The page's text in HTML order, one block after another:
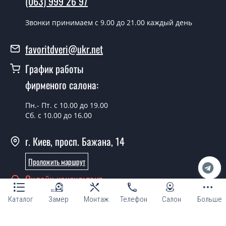
Каталог Замер Монтаж Телефон Салон Больше
Фаворит производится согласно очереди, во все дни
кроме воскресенья.
Techno-20-roto?
Стоимость установки дверей Techno-20-roto - от 1800
Можно на сегодня вызвать
замерщика?
У вас есть в наличии готовые
межкомнатные двери фаворит?
Да, мы имеем большой ассортимент готовых
межкомнатных дверей ТМ Фаворит.
Звонки принимаем c 9.00 до 21.00 каждый день
favoritdveri@ukr.net
График работы
фирменого салона:
Пн.- Пт. с 10.00 до 19.00
Сб. с 10.00 до 16.00
г. Киев, просп. Бажана, 14
Проложить маршрут
Онлайн консультант